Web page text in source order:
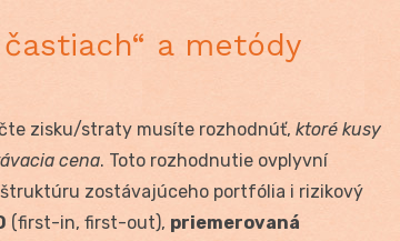
a metódy
zisku/straty musíte rozhodnúť, ktoré kusy
cena. Toto rozhodnutie ovplyvní
zostávajúceho portfólia i rizikový
(first-in, first-out), priemerovaná